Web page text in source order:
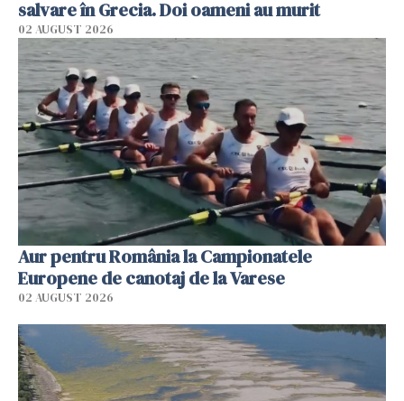
salvare în Grecia. Doi oameni au murit
02 AUGUST 2026
Aur pentru România la Campionatele
Europene de canotaj de la Varese
02 AUGUST 2026